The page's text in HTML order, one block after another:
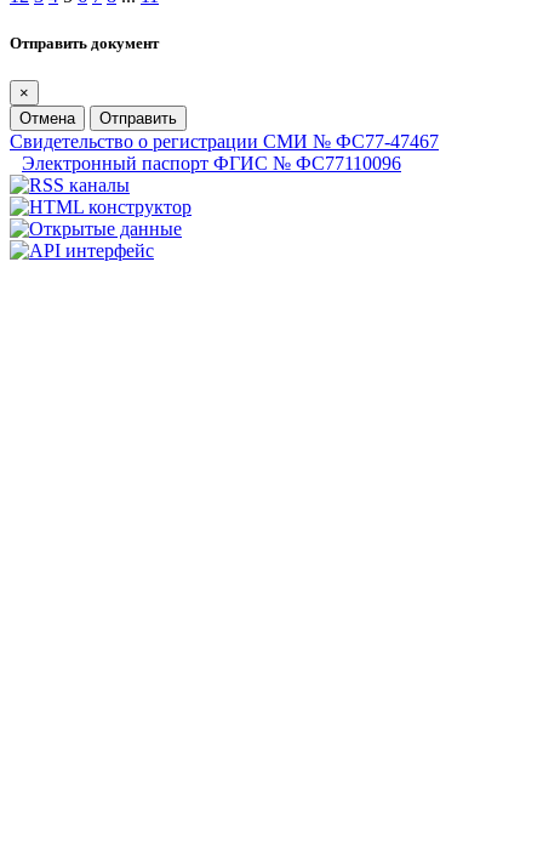
Отправить документ
×
Отмена
Отправить
Свидетельство о регистрации СМИ № ФС77-47467
Электронный паспорт ФГИС № ФС77110096